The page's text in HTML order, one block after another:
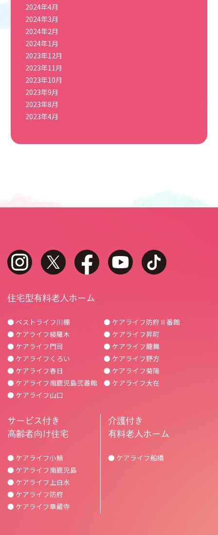
2024年4月
2024年3月
2024年2月
2024年1月
2023年12月
2023年11月
2023年10月
2023年9月
2023年8月
2023年4月
instagram twitter facebook youtube
住宅型有料老人ホーム
● ベストライフ川棚
● ケアライフ綾羅木
● ケアライフ門司
● ケアライフくろい
● ケアライフ春日
● ケアライフ南鹿児島弐番館
● ケアライフ山口
● ケアライフ防府Ⅱ番館
● ケアライフ昇町
● ケアライフ龍舞
● ケアライフ野方
● ケアライフ菊陽
● ケアライフ大在
サービス付き
高齢者向け住宅
● ケアライフ小鯖
● ケアライフ南鹿児島
● ケアライフ上白水
● ケアライフ防府
● ケアライフ華蔵寺
介護付き
有料老人ホーム
● ケアライフ船橋